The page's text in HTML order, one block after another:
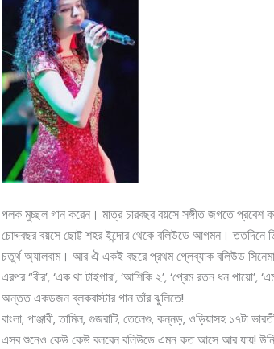
পলক মুচ্ছল গান করেন। মাত্র চারবছর বয়সে সঙ্গীত জগতে প্রবেশ
চোদ্দবছর বয়সে ছোট্ট শহর ইন্দোর থেকে বলিউডে আগমন। ততদিনে
চতুর্থ অ্যালবাম। আর ঐ একই বছরে প্রথম প্লেব্যাক বলিউড
এরপর “বীর’, ‘এক থা টাইগার’, ‘আশিকি ২’, ‘প্রেম রতন ধন পায়ো’,
অন্তত একডজন ব্লকবাস্টার গান তাঁর ঝুলিতে!
বাংলা, পাঞ্জাবী, তামিল, গুজরাটি, তেলেগু, কন্নড়, ওড়িয়াসহ ১৭টা
এসব শুনেও কেউ কেউ বলবেন বলিউডে এমন কত আসে আর যায়! উনি